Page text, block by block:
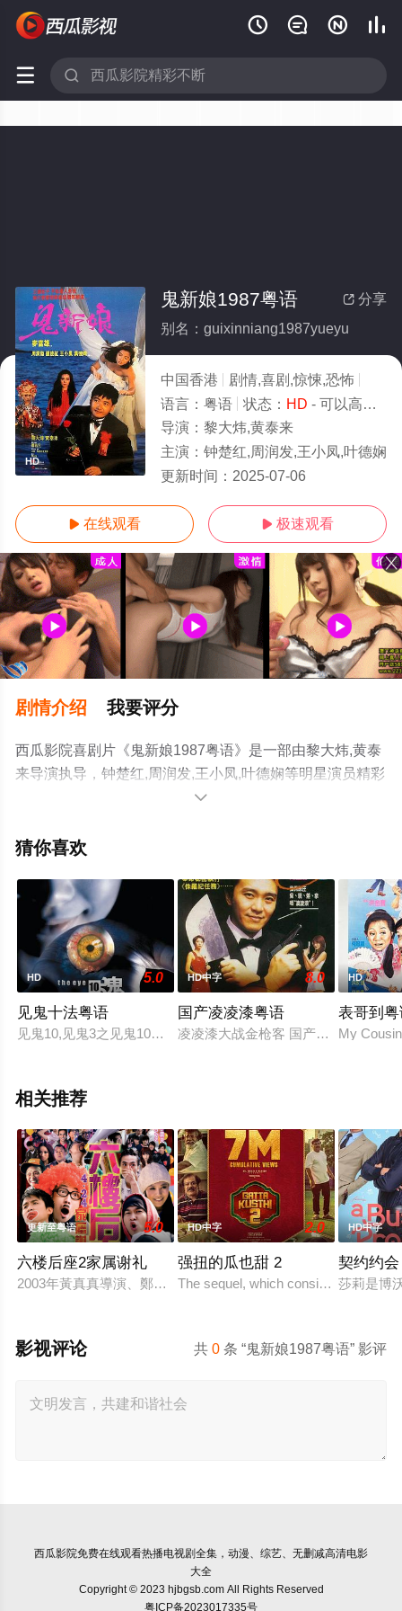
   
 
HD
 分享
鬼新娘1987粤语
别名：guixinniang1987yueyu
中国香港 剧情,喜剧,惊悚,恐怖
语言： 粤语 状态： HD - 可以高清免费在线观看
导演： 黎大炜,黄泰来
主演： 钟楚红,周润发,王小凤,叶德娴
更新时间： 2025-07-06
 在线观看  极速观看
剧情介绍 我要评分
西瓜影院喜剧片《鬼新娘1987粤语》是一部由黎大炜,黄泰
来导演执导，钟楚红,周润发,王小凤,叶德娴等明星演员精彩
演绎的中国香港电影，手机免费观看高清未删减完整版电
电视猫或剧情网等平台了解。

猜你喜欢
HD 5.0
见鬼十法粤语
见鬼10,见鬼3之见鬼10法,The Eye 10,The Eye 3
HD中字 8.0
国产凌凌漆粤语
凌凌漆大战金枪客 国产零零漆 国产
HD
表哥到
My
相关推荐
更新至粤语 5.0
六楼后座2家属谢礼
2003年黃真真導演、鄭丹瑞編劇的喜劇《六樓后座》拍出香港
HD中字 2.0
强扭的瓜也甜 2
The sequel, which consists of
HD中字
契约约会
莎莉是博
共0 条 “鬼新娘1987粤语” 影评
影视评论
西瓜影院免费在线观看热播电视剧全集，动漫、综艺、无删减高清电影
大全
Copyright © 2023 hjbgsb.com All Rights Reserved
粤ICP备2023017335号